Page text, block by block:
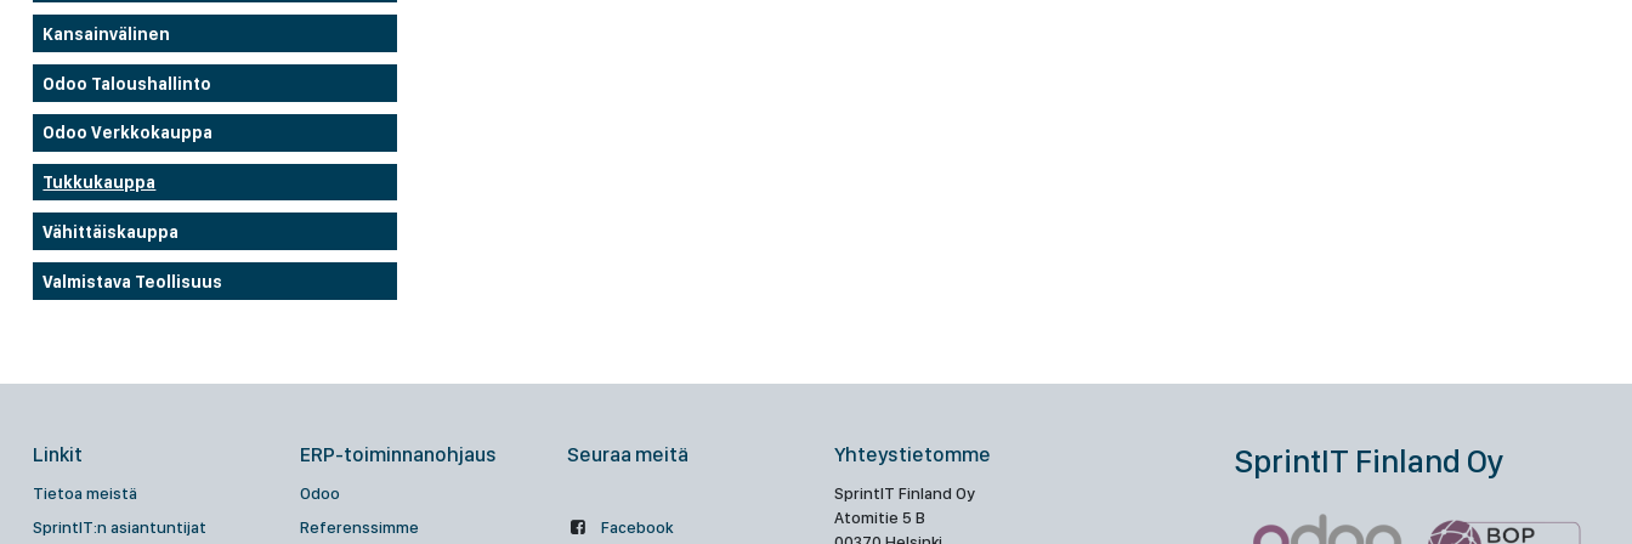
Kansainvälinen
Odoo Taloushallinto
Odoo Verkkokauppa
Tukkukauppa
Vähittäiskauppa
Valmistava Teollisuus
Linkit
Tietoa meistä
SprintIT:n asiantuntijat
ERP-toiminnanohjaus
Odoo
Referenssimme
Seuraa meitä
Facebook
Yhteystietomme
SprintIT Finland Oy
Atomitie 5 B
SprintIT Finland Oy